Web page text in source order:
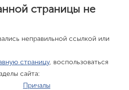
страницы не
неправильной ссылкой или
страницу, воспользоваться
сайта:
Причалы